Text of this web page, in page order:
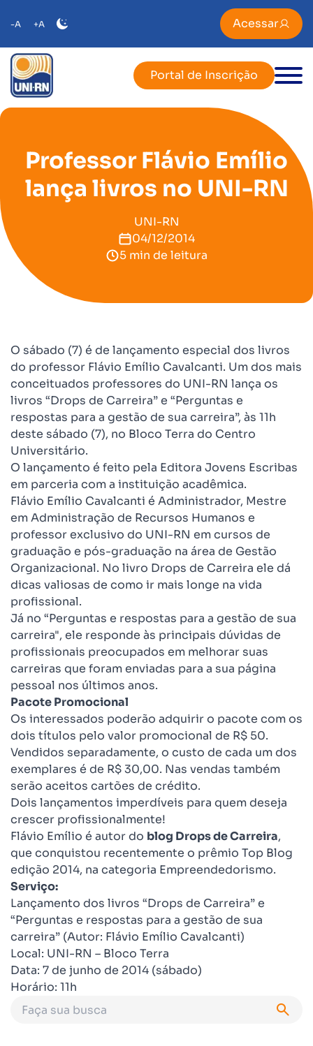
-A +A Acessar
Portal de Inscrição
Professor Flávio Emílio
lança livros no UNI-RN
UNI-RN
04/12/2014
5 min de leitura
O sábado (7) é de lançamento especial dos livros
do professor Flávio Emílio Cavalcanti. Um dos mais
conceituados professores do UNI-RN lança os
livros “Drops de Carreira” e “Perguntas e
respostas para a gestão de sua carreira”, às 11h
deste sábado (7), no Bloco Terra do Centro
Universitário.
O lançamento é feito pela Editora Jovens Escribas
em parceria com a instituição acadêmica.
Flávio Emílio Cavalcanti é Administrador, Mestre
em Administração de Recursos Humanos e
professor exclusivo do UNI-RN em cursos de
graduação e pós-graduação na área de Gestão
Organizacional. No livro Drops de Carreira ele dá
dicas valiosas de como ir mais longe na vida
profissional.
Já no “Perguntas e respostas para a gestão de sua
carreira", ele responde às principais dúvidas de
profissionais preocupados em melhorar suas
carreiras que foram enviadas para a sua página
pessoal nos últimos anos.
Pacote Promocional
Os interessados poderão adquirir o pacote com os
dois títulos pelo valor promocional de R$ 50.
Vendidos separadamente, o custo de cada um dos
exemplares é de R$ 30,00. Nas vendas também
serão aceitos cartões de crédito.
Dois lançamentos imperdíveis para quem deseja
crescer profissionalmente!
Flávio Emílio é autor do blog Drops de Carreira,
que conquistou recentemente o prêmio Top Blog
edição 2014, na categoria Empreendedorismo.
Serviço:
Lançamento dos livros “Drops de Carreira” e
“Perguntas e respostas para a gestão de sua
carreira” (Autor: Flávio Emílio Cavalcanti)
Local: UNI-RN – Bloco Terra
Data: 7 de junho de 2014 (sábado)
Horário: 11h